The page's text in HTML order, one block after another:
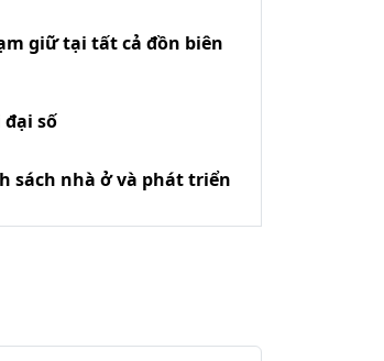
giữ tại tất cả đồn biên
số
sách nhà ở và phát triển